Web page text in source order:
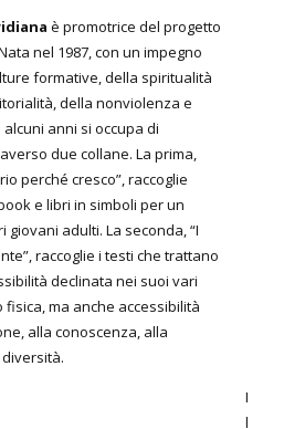
è promotrice del progetto
nel 1987, con un impegno
formative, della spiritualità
della nonviolenza e
anni si occupa di
due collane. La prima,
perché cresco”, raccoglie
e libri in simboli per un
giovani adulti. La seconda, “I
raccoglie i testi che trattano
declinata nei suoi vari
fisica, ma anche accessibilità
alla conoscenza, alla
I
l